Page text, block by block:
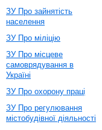
ЗУ Про зайнятість
населення
ЗУ Про міліцію
ЗУ Про місцеве
самоврядування в
Україні
ЗУ Про охорону праці
ЗУ Про регулювання
містобудівної діяльності